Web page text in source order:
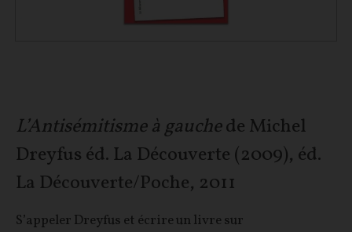
L’Antisémitisme à gauchede Michel
Dreyfus éd. La Découverte (2009), éd.
La Découverte/Poche, 2011
S’appeler Dreyfus et écrire un livre sur